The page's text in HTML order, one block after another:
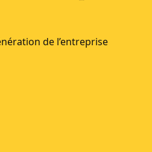
de l’entreprise